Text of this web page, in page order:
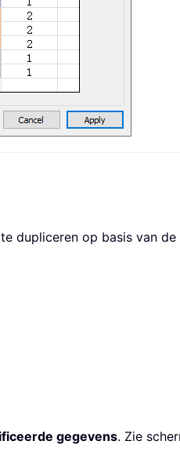
dupliceren op basis van
gegevens. Zie